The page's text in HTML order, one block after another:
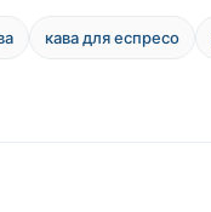
кава для еспресо